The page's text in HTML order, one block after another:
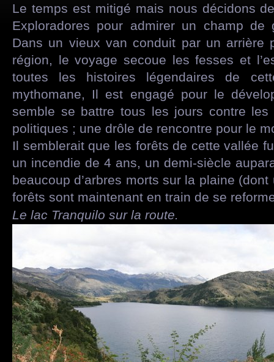
Le temps est mitigé mais nous décidons
Exploradores pour admirer un champ
Dans un vieux van conduit par un arrière
région, le voyage secoue les fesses et
toutes les histoires légendaires de
mythomane, Il est engagé pour le
semble se battre tous les jours contre
politiques ; une drôle de rencontre pour le
Il semblerait que les forêts de cette vallée
un incendie de 4 ans, un demi-siècle
beaucoup d’arbres morts sur la plaine
forêts sont maintenant en train de se
Le lac Tranquilo sur la route.